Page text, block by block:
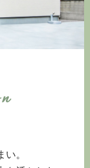
。